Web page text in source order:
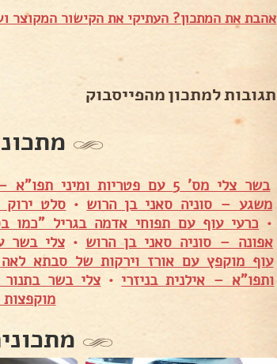
אהבת את המתכון? העתיקי את הקישור המקוצר
תגובות למתכון מהפייסבוק
בשר צלי מס' 5 עם פטריות ומיני תפו"א – סיון אוחיון אברג׳ל
משגע – סוניה סאני בן הרוש • סלט
• כרעי עוף עם תפוחי אדמה בגריל
אפונה – סוניה סאני בן הרוש •צלי בשר
עוף מוקפץ עם אורז וירקות של סבתא
ותפו"א – אילנית בניזרי • צלי בשר